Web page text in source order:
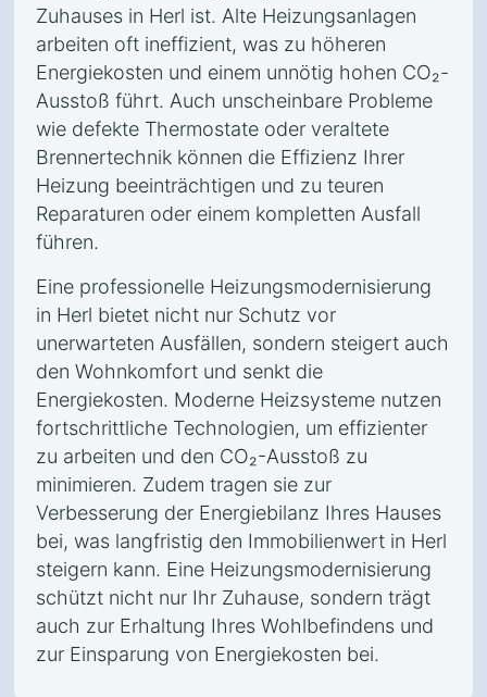
Zuhauses in Herl ist. Alte Heizungsanlagen
arbeiten oft ineffizient, was zu höheren
Energiekosten und einem unnötig hohen CO₂-
Ausstoß führt. Auch unscheinbare Probleme
wie defekte Thermostate oder veraltete
Brennertechnik können die Effizienz Ihrer
Heizung beeinträchtigen und zu teuren
Reparaturen oder einem kompletten Ausfall
führen.
Eine professionelle Heizungsmodernisierung
in Herl bietet nicht nur Schutz vor
unerwarteten Ausfällen, sondern steigert auch
den Wohnkomfort und senkt die
Energiekosten. Moderne Heizsysteme nutzen
fortschrittliche Technologien, um effizienter
zu arbeiten und den CO₂-Ausstoß zu
minimieren. Zudem tragen sie zur
Verbesserung der Energiebilanz Ihres Hauses
bei, was langfristig den Immobilienwert in Herl
steigern kann. Eine Heizungsmodernisierung
schützt nicht nur Ihr Zuhause, sondern trägt
auch zur Erhaltung Ihres Wohlbefindens und
zur Einsparung von Energiekosten bei.